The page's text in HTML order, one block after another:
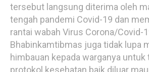
tersebut langsung diterima oleh
tengah pandemi Covid-19 dan
rantai wabah Virus Corona/Covid-
Bhabinkamtibmas juga tidak lupa
himbauan kepada warganya
protokol kesehatan baik diluar